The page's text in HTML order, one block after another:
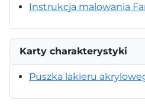
Instrukcja malowania
Karty charakterystyki
Puszka lakieru